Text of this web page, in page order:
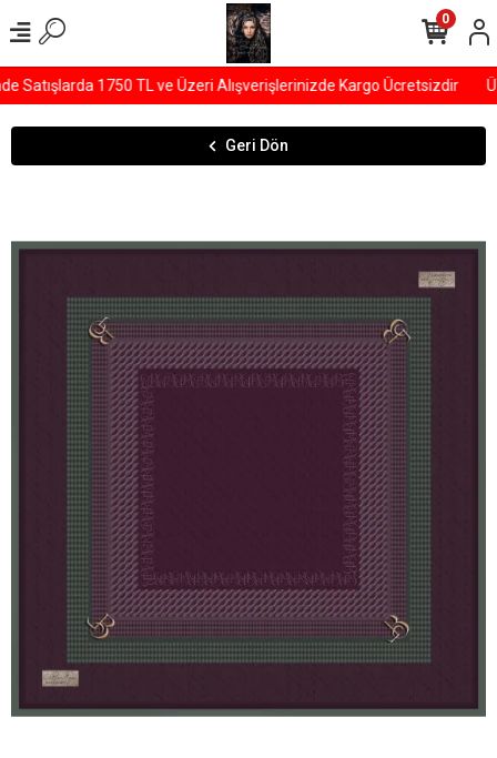
1750 TL ve Üzeri Alışverişlerinizde Kargo Ücretsizdir
0
Geri Dön